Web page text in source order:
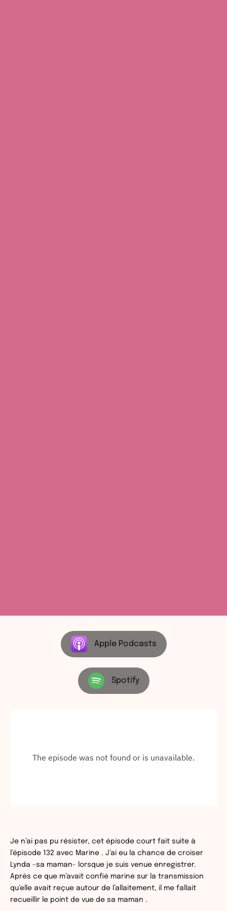
Apple Podcasts
Spotify
Je n’ai pas pu résister, cet épisode court fait suite à
l’épisode 132 avec Marine . J’ai eu la chance de croiser
Lynda -sa maman- lorsque je suis venue enregistrer.
Après ce que m’avait confié marine sur la transmission
qu’elle avait reçue autour de l’allaitement, il me fallait
recueillir le point de vue de sa maman .